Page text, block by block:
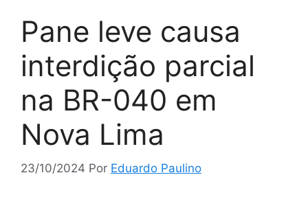
Pane leve causa
interdição parcial
na BR-040 em
Nova Lima
23/10/2024 Por Eduardo Paulino